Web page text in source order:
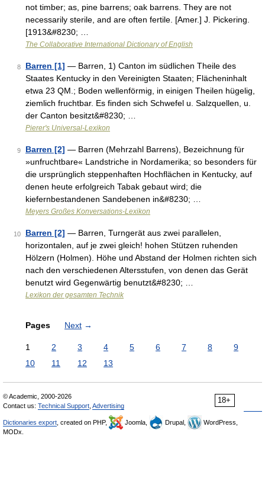
not timber; as, pine barrens; oak barrens. They are not
necessarily sterile, and are often fertile. [Amer.] J. Pickering.
[1913&#8230; …
The Collaborative International Dictionary of English
8 Barren [1] — Barren, 1) Canton im südlichen Theile des
Staates Kentucky in den Vereinigten Staaten; Flächeninhalt
etwa 23 QM.; Boden wellenförmig, in einigen Theilen hügelig,
ziemlich fruchtbar. Es finden sich Schwefel u. Salzquellen, u.
der Canton besitzt&#8230; …
Pierer's Universal-Lexikon
9 Barren [2] — Barren (Mehrzahl Barrens), Bezeichnung für
»unfruchtbare« Landstriche in Nordamerika; so besonders für
die ursprünglich steppenhaften Hochflächen in Kentucky, auf
denen heute erfolgreich Tabak gebaut wird; die
kiefernbestandenen Sandebenen in&#8230; …
Meyers Großes Konversations-Lexikon
10 Barren [2] — Barren, Turngerät aus zwei parallelen,
horizontalen, auf je zwei gleich! hohen Stützen ruhenden
Hölzern (Holmen). Höhe und Abstand der Holmen richten sich
nach den verschiedenen Altersstufen, von denen das Gerät
benutzt wird Gegenwärtig benutzt&#8230; …
Lexikon der gesamten Technik
Pages Next →
1 2 3 4 5 6 7 8
9
10
11 12 13
18+
© Academic, 2000-2026
Contact us: Technical Support Advertising
Dictionaries export , created on PHP, Joomla, Drupal,
WordPress,
MODx.